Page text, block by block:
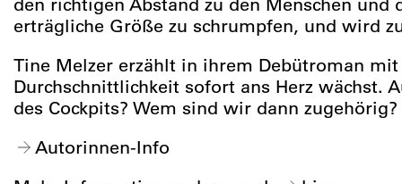
erträgliche Größe zu schrumpfen, und wird
Tine Melzer erzählt in ihrem Debütroman
Durchschnittlichkeit sofort ans Herz wächst.
des Cockpits? Wem sind wir dann
Autorinnen-Info